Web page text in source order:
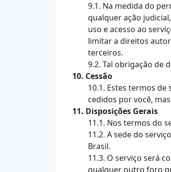
9.1. Na medida do
qualquer ação
uso e acesso ao
limitar a direitos
terceiros.
9.2. Tal obrigação de
10. Cessão
10.1. Estes termos
cedidos por você,
11. Disposições Gerais
11.1. Nos termos do
11.2. A sede do
Brasil.
11.3. O serviço será
qualquer outro foro